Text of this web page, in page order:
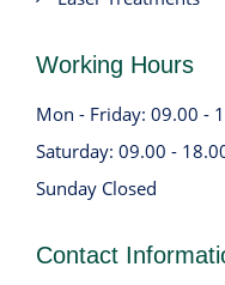
Working Hours
Mon - Friday: 09.00 -
Saturday: 09.00 -
Sunday Closed
Contact